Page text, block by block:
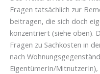
Fragen tatsächlich zur
beitragen, die sich doch
konzentriert (siehe oben).
Fragen zu Sachkosten in
nach
EigentümerIn/